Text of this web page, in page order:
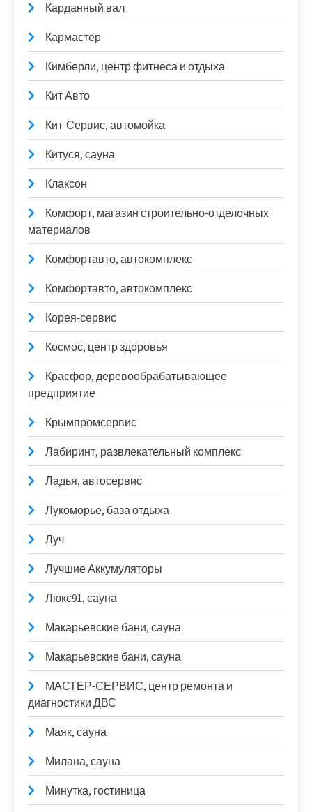
Карданный вал
Кармастер
Кимберли, центр фитнеса и отдыха
Кит Авто
Кит-Сервис, автомойка
Китуся, сауна
Клаксон
Комфорт, магазин строительно-отделочных
материалов
Комфортавто, автокомплекс
Комфортавто, автокомплекс
Корея-сервис
Космос, центр здоровья
Красфор, деревообрабатывающее
предприятие
Крымпромсервис
Лабиринт, развлекательный комплекс
Ладья, автосервис
Лукоморье, база отдыха
Луч
Лучшие Аккумуляторы
Люкс91, сауна
Макарьевские бани, сауна
Макарьевские бани, сауна
МАСТЕР-СЕРВИС, центр ремонта и
диагностики ДВС
Маяк, сауна
Милана, сауна
Минутка, гостиница